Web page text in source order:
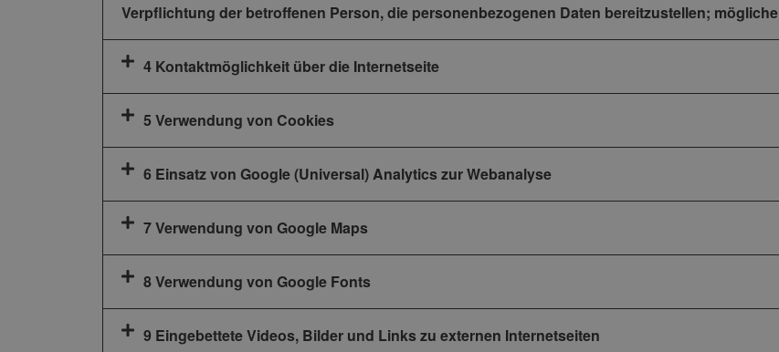
Verpflichtung der betroffenen Person, die personenbezogenen Daten bereitzustellen;
4 Kontaktmöglichkeit über die Internetseite
5 Verwendung von Cookies
6 Einsatz von Google (Universal) Analytics zur Webanalyse
7 Verwendung von Google Maps
8 Verwendung von Google Fonts
9 Eingebettete Videos, Bilder und Links zu externen Internetseiten